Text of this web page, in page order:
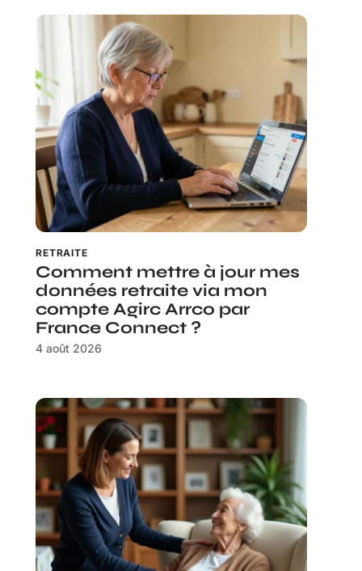
RETRAITE
Comment mettre à jour mes
données retraite via mon
compte Agirc Arrco par
France Connect ?
4 août 2026